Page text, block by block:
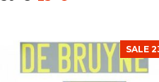
30 €
23 €.
SALE